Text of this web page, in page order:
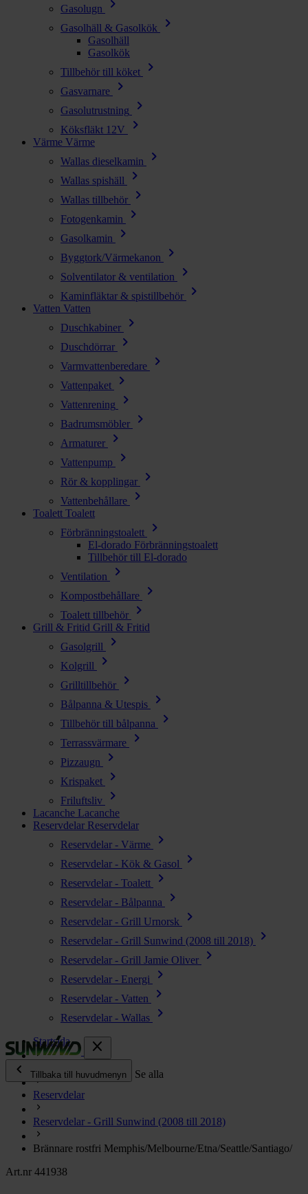
Gasolugn
chevron_right
Gasolhäll & Gasolkök chevron_right
Gasolhäll
Gasolkök
Tillbehör till köket
chevron_right
Gasvarnare chevron_right
Gasolutrustning chevron_right
Köksfläkt 12V chevron_right
Värme Värme
Wallas dieselkamin
chevron_right
Wallas spishäll chevron_right
Wallas tillbehör chevron_right
Fotogenkamin chevron_right
Gasolkamin chevron_right
Byggtork/Värmekanon chevron_right
Solventilator & ventilation chevron_right
Kaminfläktar & spistillbehör chevron_right
Vatten Vatten
Duschkabiner
chevron_right
Duschdörrar chevron_right
Varmvattenberedare chevron_right
Vattenpaket chevron_right
Vattenrening chevron_right
Badrumsmöbler chevron_right
Armaturer chevron_right
Vattenpump chevron_right
Rör & kopplingar chevron_right
Vattenbehållare chevron_right
Toalett Toalett
Förbränningstoalett
chevron_right
El-dorado Förbränningstoalett
Tillbehör till El-dorado
Ventilation
chevron_right
Kompostbehållare chevron_right
Toalett tillbehör chevron_right
Grill & Fritid Grill & Fritid
Gasolgrill
chevron_right
Kolgrill chevron_right
Grilltillbehör chevron_right
Bålpanna & Utespis chevron_right
Tillbehör till bålpanna chevron_right
Terrassvärmare chevron_right
Pizzaugn chevron_right
Krispaket chevron_right
Friluftsliv chevron_right
Lacanche Lacanche
Reservdelar Reservdelar
Reservdelar - Värme
chevron_right
Reservdelar - Kök & Gasol chevron_right
Reservdelar - Toalett chevron_right
Reservdelar - Bålpanna chevron_right
Reservdelar - Grill Urnorsk chevron_right
Reservdelar - Grill Sunwind (2008 till 2018) chevron_right
Reservdelar - Grill Jamie Oliver chevron_right
Reservdelar - Energi chevron_right
Reservdelar - Vatten chevron_right
Reservdelar - Wallas
chevron_right
close
chevron_left
Tillbaka till huvudmenyn Se alla
Energi chevron_right
Kök & Gasol chevron_right
Värme chevron_right
Vatten
Startsida
Reservdelar
Reservdelar - Grill Sunwind (2008 till 2018)
Brännare rostfri Memphis/Melbourne/Etna/Seattle/Santiago/
Art.nr 441938